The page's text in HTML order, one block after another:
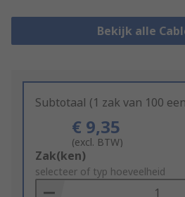
Bekijk alle
Subtotaal (1 zak van 100
€ 9,35
(excl. BTW)
Add
to
Basket
Zak(ken)
selecteer of typ hoeveelheid